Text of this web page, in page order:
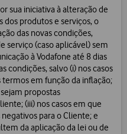
sua iniciativa à alteração de
dos produtos e serviços, o
das novas condições,
serviço (caso aplicável) sem
à Vodafone até 8 dias
condições, salvo (i) nos casos
em função da inflação;
propostas
(iii) nos casos em que
para o Cliente; e
da aplicação da lei ou de